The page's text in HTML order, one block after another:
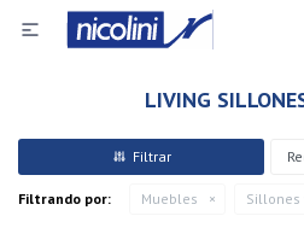

LIVING
Filtrando por: Muebles Sillones